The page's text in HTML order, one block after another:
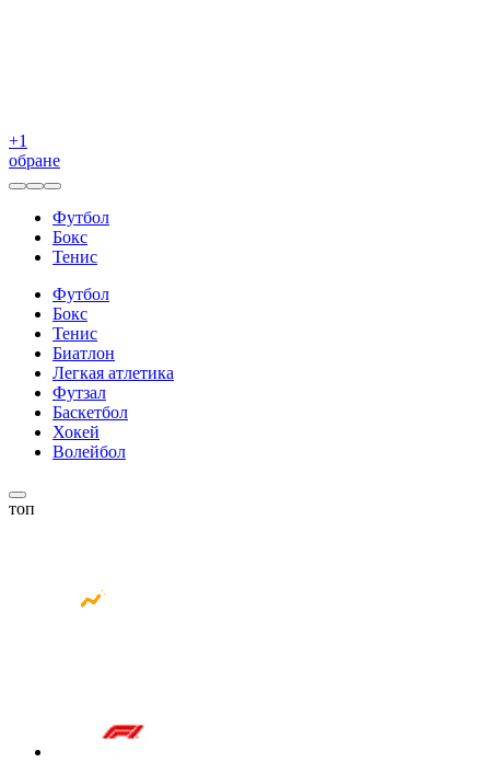
+1
обране
Футбол
Бокс
Тенис
Футбол
Бокс
Тенис
Биатлон
Легкая атлетика
Футзал
Баскетбол
Хокей
Волейбол
топ